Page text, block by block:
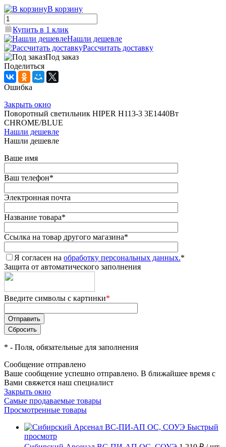
В корзину
Купить в 1 клик
Нашли дешевле
Рассчитать доставку
Под заказ
Поделиться
Ошибка
Закрыть окно
Поворотный светильник HIPER H113-3 3E1440Вт
CHROME/BLUE
Нашли дешевле
Нашли дешевле
Ваше имя
Ваш телефон*
Электронная почта
Название товара*
Ссылка на товар другого магазина*
Я согласен на обработку персональных данных.*
Защита от автоматического заполнения
Введите символы с картинки*
* - Поля, обязательные для заполнения
Сообщение отправлено
Ваше сообщение успешно отправлено. В ближайшее время с
Вами свяжется наш специалист
Закрыть окно
Самые продаваемые товары
Просмотренные товары
Быстрый
просмотр